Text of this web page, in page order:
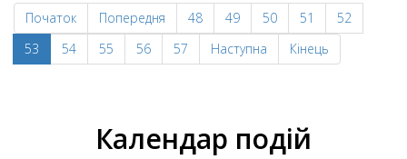
Початок Попередня 48 49 50 51
52
53
54 55 56 57 Наступна Кінець
Календар подій